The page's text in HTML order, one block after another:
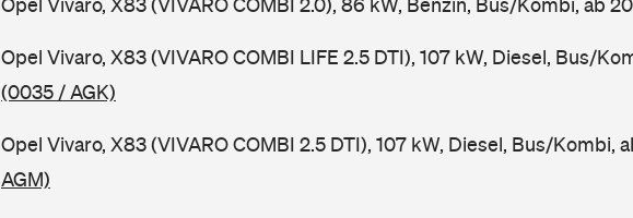
Opel Vivaro, X83 (VIVARO COMBI 2.0), 86 kW, Benzin, Bus/Kombi, ab
Opel Vivaro, X83 (VIVARO COMBI LIFE 2.5 DTI), 107 kW, Diesel, Bus/
(0035 / AGK)
Opel Vivaro, X83 (VIVARO COMBI 2.5 DTI), 107 kW, Diesel, Bus/Kombi,
AGM)